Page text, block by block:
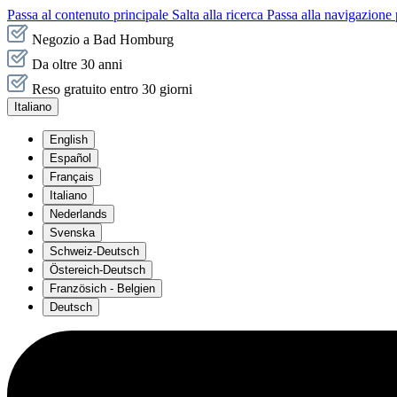
Passa al contenuto principale Salta alla ricerca Passa alla
Negozio a Bad Homburg
Da oltre 30 anni
Reso gratuito entro 30 giorni
Italiano
English
Español
Français
Italiano
Nederlands
Svenska
Schweiz-Deutsch
Östereich-Deutsch
Französich - Belgien
Deutsch